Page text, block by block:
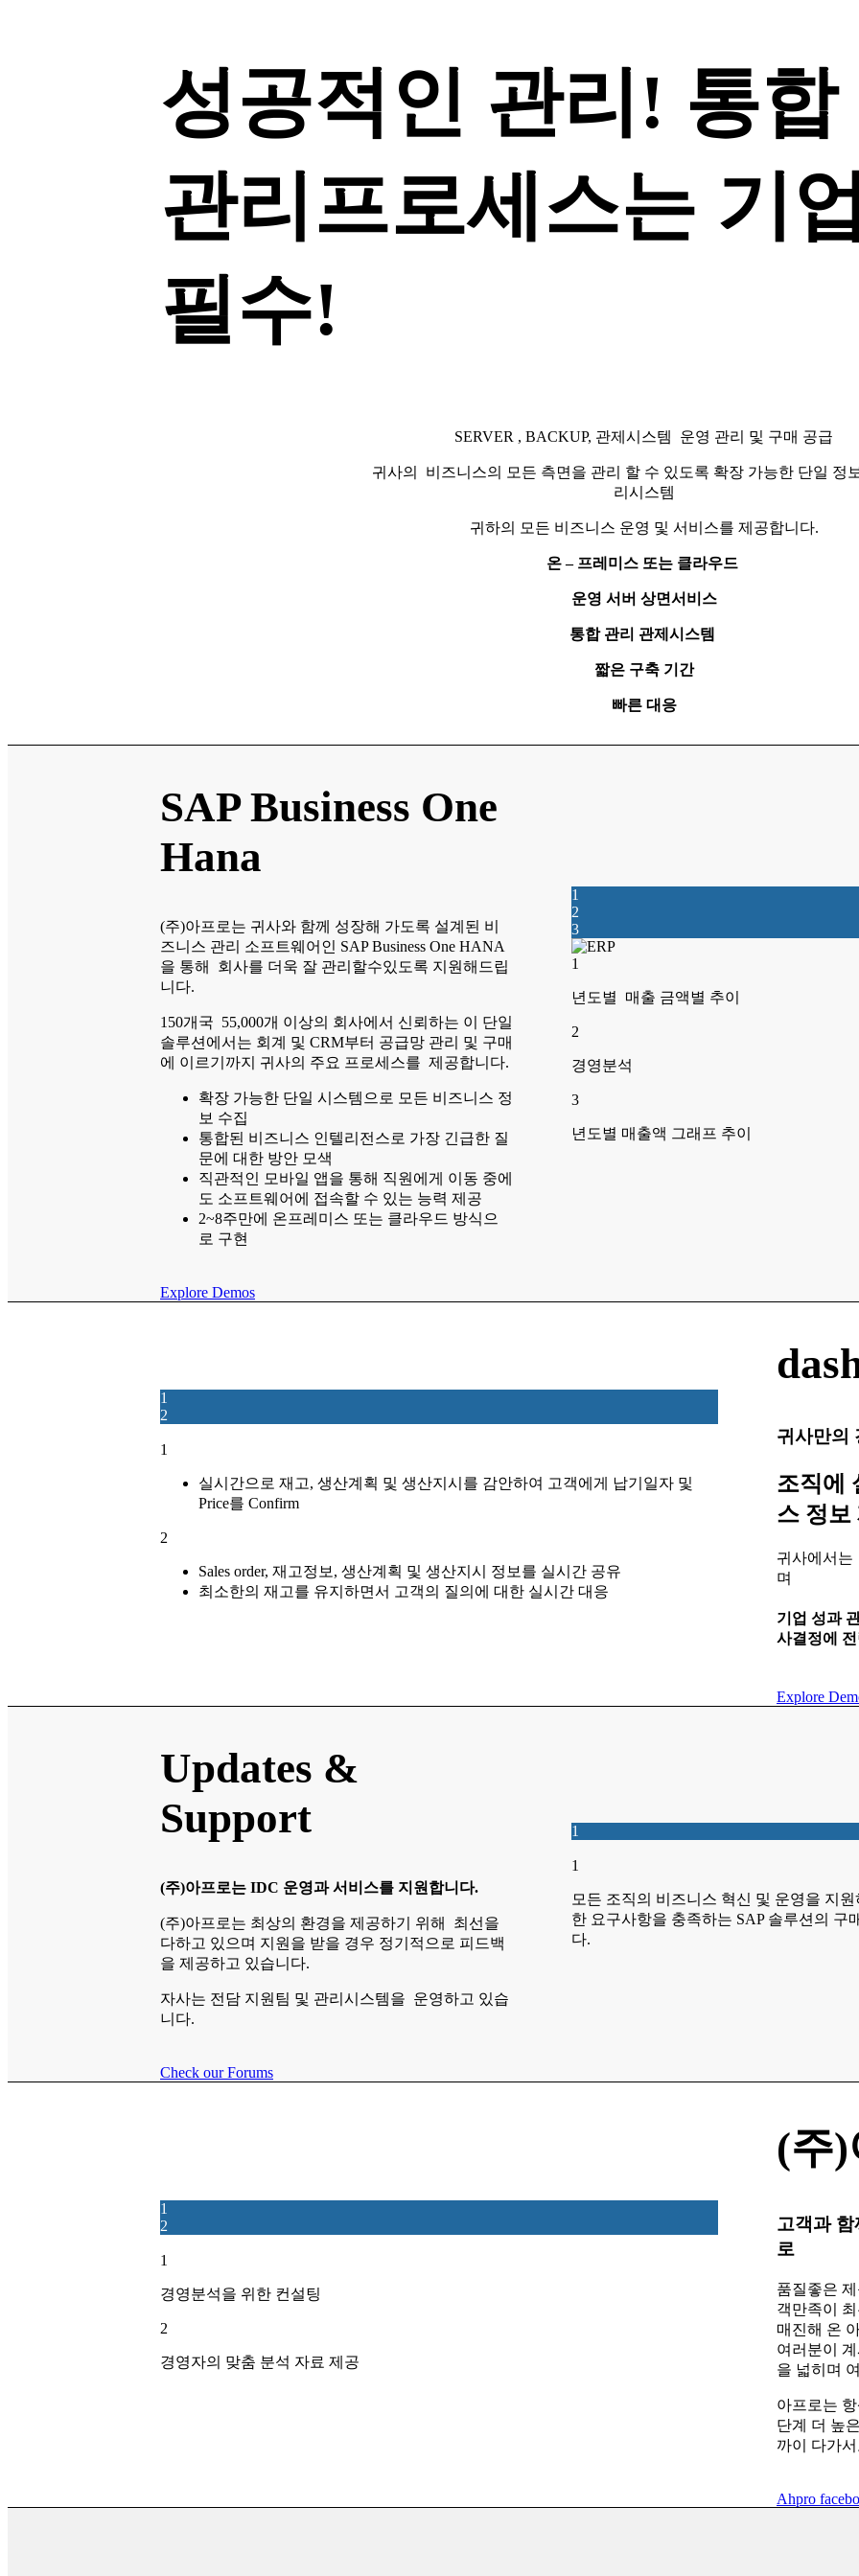
성공적인 관리! 통
관리프로세스는 기
필수!
SERVER , BACKUP, 관제시스템 운영 관리 및 구매 공급
귀사의 비즈니스의 모든 측면을 관리 할 수 ​​있도록 확장 가능한 단일 정
리시스템
귀하의 모든 비즈니스 운영 및 서비스를 제공합니다.
온 – 프레미스 또는 클라우드
운영 서버 상면서비스
통합 관리 관제시스템
짧은 구축 기간
빠른 대응
SAP Business One
Hana
(주)아프로는 귀사와 함께 성장해 가도록 설계된 비
즈니스 관리 소프트웨어인 SAP Business One HANA
을 통해 회사를 더욱 잘 관리할수있도록 지원해드립
니다.
150개국 55,000개 이상의 회사에서 신뢰하는 이 단일
솔루션에서는 회계 및 CRM부터 공급망 관리 및 구매
에 이르기까지 귀사의 주요 프로세스를 제공합니다.
확장 가능한 단일 시스템으로 모든 비즈니스 정
보 수집
통합된 비즈니스 인텔리전스로 가장 긴급한 질
문에 대한 방안 모색
직관적인 모바일 앱을 통해 직원에게 이동 중에
도 소프트웨어에 접속할 수 있는 능력 제공
2~8주만에 온프레미스 또는 클라우드 방식으
로 구현
Explore Demos
1
2
3
1
년도별 매출 금액별 추이
2
경영분석
3
년도별 매출액 그래프 추이
1
2
1
실시간으로 재고, 생산계획 및 생산지시를 감안하여 고객에게 납기일자 및
Price를 Confirm
2
Sales order, 재고정보, 생산계획 및 생산지시 정보를 실시간 공유
최소한의 재고를 유지하면서 고객의 질의에 대한 실시간 대응
귀사만의
조직에
스 정보
귀사에서는
며
기업 성과
사결정에
Explore
Updates &
Support
(주)아프로는 IDC 운영과 서비스를 지원합니다.
(주)아프로는 최상의 환경을 제공하기 위해 최선을
다하고 있으며 지원을 받을 경우 정기적으로 피드백
을 제공하고 있습니다.
자사는 전담 지원팀 및 관리시스템을 운영하고 있습
니다.
Check our Forums
1
1
모든 조직의 비즈니스 혁신 및 운영을 지
한 요구사항을 충족하는 SAP 솔루션의 구
다.
1
2
1
경영분석을 위한 컨설팅
2
경영자의 맞춤 분석 자료 제공
(주
고객과
로
품질좋은
객만족이
매진해 온
여러분이
을 넓히며
아프로는
단계 더 높
까이 다가
Ahpro